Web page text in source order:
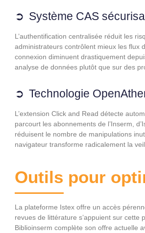
Système CAS
L’authentification centralisée réduit les
administrateurs contrôlent mieux les flux
connexion diminuent drastiquement
analyse de données plutôt que sur des
Technologie
L’extension Click and Read détecte
parcourt les abonnements de l’Inserm,
réduisent le nombre de manipulations
navigateur transforme radicalement la
Outils pour
La plateforme Istex offre un accès
revues de littérature s’appuient sur cette
Biblioinserm complète son offre actuelle